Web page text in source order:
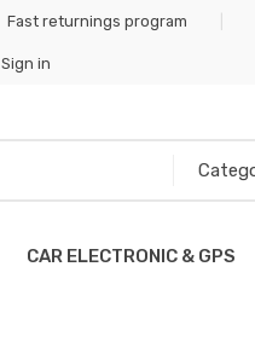
Fast returnings program
Sign in
CAR ELECTRONIC & GPS